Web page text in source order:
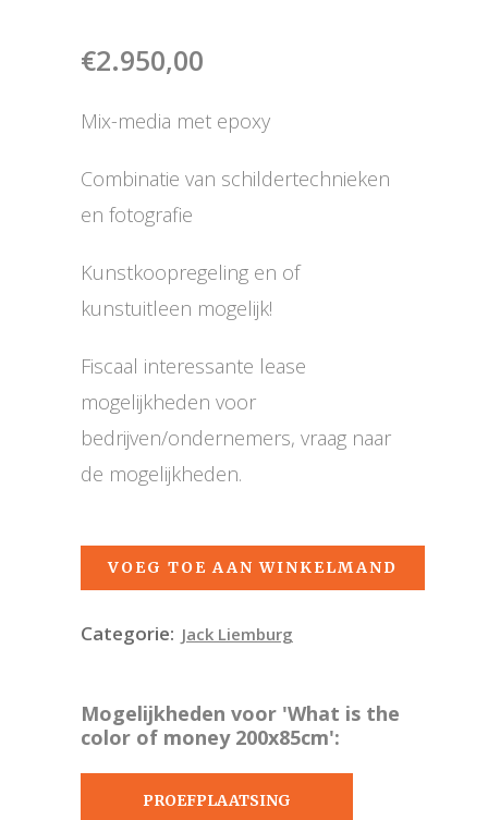
€2.950,00
Mix-media met epoxy
Combinatie van schildertechnieken
en fotografie
Kunstkoopregeling en of
kunstuitleen mogelijk!
Fiscaal interessante lease
mogelijkheden voor
bedrijven/ondernemers, vraag naar
de mogelijkheden.
VOEG TOE AAN WINKELMAND
Categorie: Jack Liemburg
Mogelijkheden voor 'What is the
color of money 200x85cm':
PROEFPLAATSING